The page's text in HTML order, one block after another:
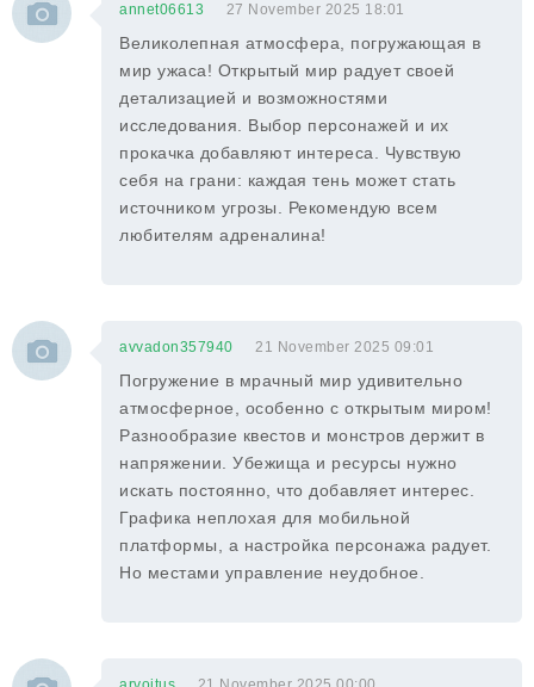
annet06613 27 November 2025 18:01
Великолепная атмосфера, погружающая в
мир ужаса! Открытый мир радует своей
детализацией и возможностями
исследования. Выбор персонажей и их
прокачка добавляют интереса. Чувствую
себя на грани: каждая тень может стать
источником угрозы. Рекомендую всем
любителям адреналина!
avvadon357940 21 November 2025 09:01
Погружение в мрачный мир удивительно
атмосферное, особенно с открытым миром!
Разнообразие квестов и монстров держит в
напряжении. Убежища и ресурсы нужно
искать постоянно, что добавляет интерес.
Графика неплохая для мобильной
платформы, а настройка персонажа радует.
Но местами управление неудобное.